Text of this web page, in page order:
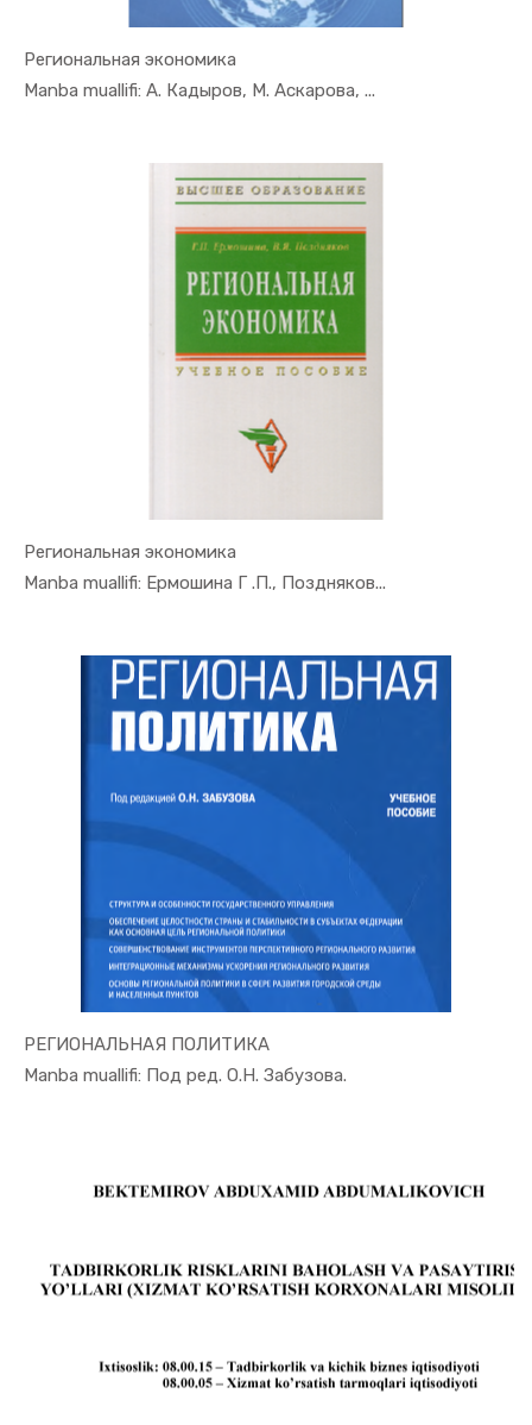
Региональная экономика
Manba muallifi: А. Кадыров, M. Аскарова, ...
In Mintaqa...
Региональная экономика
Manba muallifi: Ермошина Г .П., Поздняков...
In Mintaqa...
РЕГИОНАЛЬНАЯ ПОЛИТИКА
Manba muallifi: Под ред. О.Н. Забузова.
In Mintaqa...